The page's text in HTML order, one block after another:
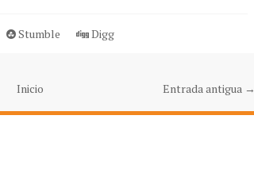
Stumble Digg
Entrada antigua →
Inicio